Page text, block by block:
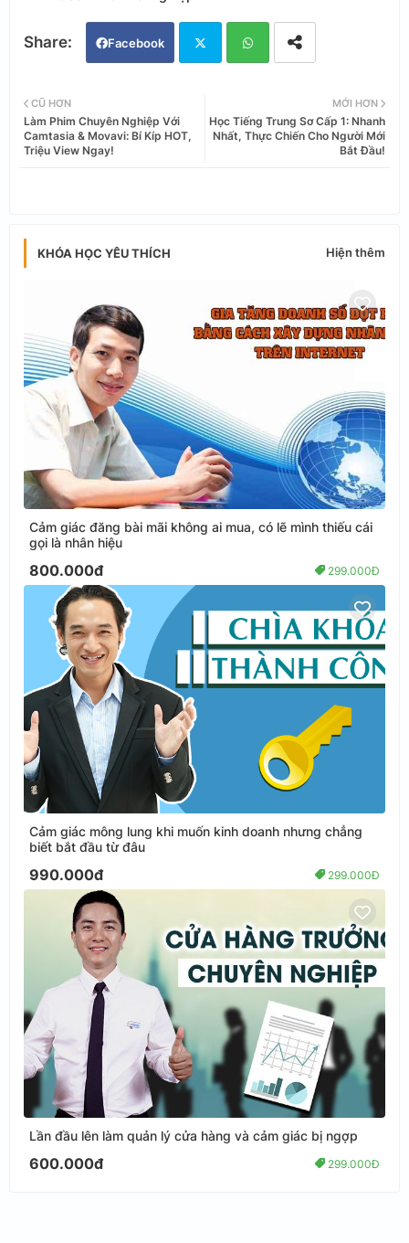
Facebook
tter ats
MỚI HƠN
Học Tiếng Trung Sơ Cấp 1: Nhanh
Nhất, Thực Chiến Cho Người Mới
Bắt Đầu!
CŨ HƠN
Làm Phim Chuyên Nghiệp Với
Camtasia & Movavi: Bí Kíp HOT,
Triệu View Ngay!
KHÓA HỌC YÊU THÍCH Hiện thêm
Cảm giác đăng bài mãi không ai mua, có lẽ mình thiếu cái
gọi là nhân hiệu
800.000đ 299.000Đ
Cảm giác mông lung khi muốn kinh doanh nhưng chẳng
biết bắt đầu từ đâu
990.000đ 299.000Đ
Lần đầu lên làm quản lý cửa hàng và cảm giác bị ngợp
600.000đ 299.000Đ